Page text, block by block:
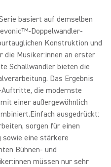
basiert auf demselben
Doppelwandler-
Konstruktion und
die Musiker:innen an erster
Schallwandler bieten die
Das Ergebnis
die modernste
einer außergewöhnlich
ausgedrückt:
sorgen für einen
sowie eine stärkere
Bühnen- und
müssen nur sehr